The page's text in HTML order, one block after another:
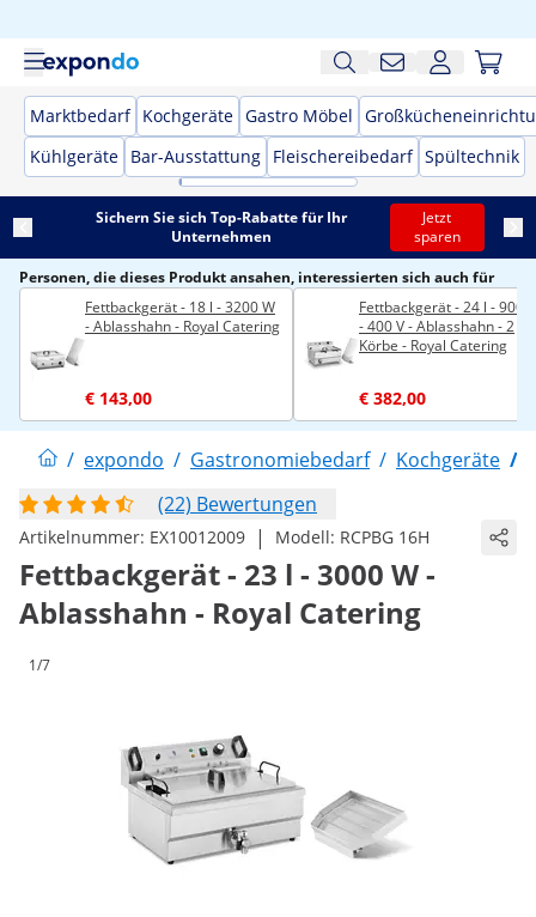
Marktbedarf Kochgeräte Gastro Möbel
Kühlgeräte Bar-Ausstattung Fleischereibedarf Spültechnik
Sichern Sie sich Top-Rabatte für Ihr
Unternehmen
Jetzt
sparen
Personen, die dieses Produkt ansahen, interessierten sich auch für
Fettbackgerät - 18 l - 3200 W
- Ablasshahn - Royal Catering
€ 143,00
Fettbackgerät - 24 l - 9000
- 400 V - Ablasshahn - 2
Körbe - Royal Catering
€ 382,00
/ expondo / Gastronomiebedarf / Kochgeräte /
(22) Bewertungen
Artikelnummer: EX10012009 | Modell: RCPBG 16H
Fettbackgerät - 23 l - 3000 W -
Ablasshahn - Royal Catering
1/7